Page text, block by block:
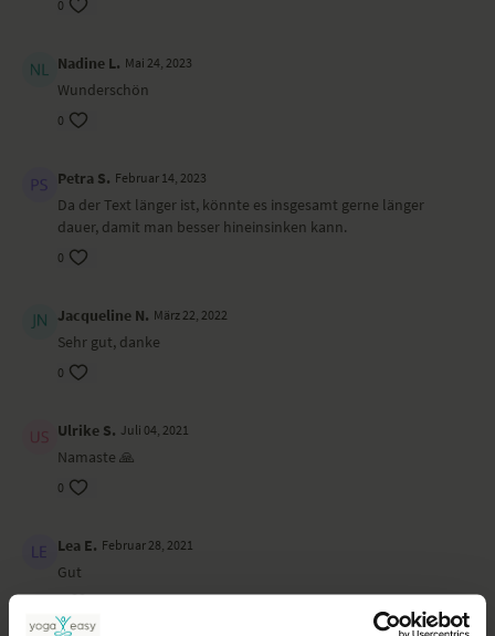
förderliche Ausrichtung zu geben. Eine andere Möglichkeit: Stell dir
Energie
beruhigend, aufbauend, Hoffnung spendend
Tradition
Hinduismus; Ursprung im Weißen Yayurveda, einem der ältesten spiri­
tuellen Texte der indischen Kultur
0
Nadine L. Mai 24, 2023
Wunderschön
0
Petra S. Februar 14, 2023
Da der Text länger ist, könnte es insgesamt gerne länger
dauer, damit man besser hineinsinken kann.
0
Jacqueline N. März 22, 2022
Sehr gut, danke
0
Ulrike S. Juli 04, 2021
Namaste 🙏
0
Lea E. Februar 28, 2021
Gut